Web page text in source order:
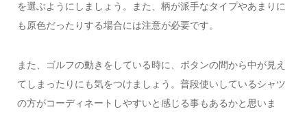
を選ぶようにしましょう。また、柄が派手なタイプやあまりに
も原色だったりする場合には注意が必要です。
また、ゴルフの動きをしている時に、ボタンの間から中が見え
てしまったりにも気をつけましょう。普段使いしているシャツ
の方がコーディネートしやすいと感じる事もあるかと思いま